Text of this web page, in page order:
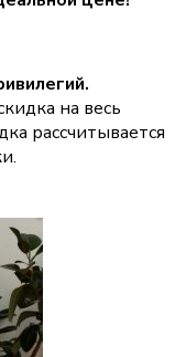
на весь
рассчитывается